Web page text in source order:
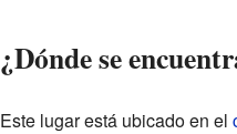
¿Dónde se
Este lugar está ubicado en el